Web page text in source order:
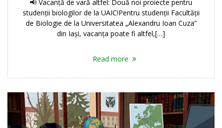
📢 Vacanță de vară altfel: Două noi proiecte pentru
studenții biologilor de la UAIC!Pentru studenții Facultății
de Biologie de la Universitatea „Alexandru Ioan Cuza”
din Iași, vacanța poate fi altfel,[…]
Read more